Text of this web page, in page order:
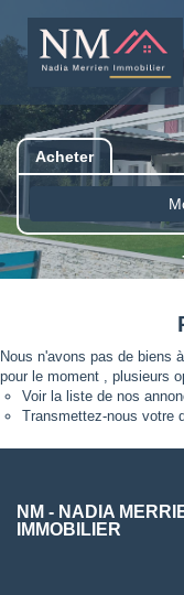
Acheter
Nous n'avons pas de biens
pour le moment , plusieurs
Voir la liste de nos
Transmettez-nous votre
NM - NADIA
IMMOBILIER